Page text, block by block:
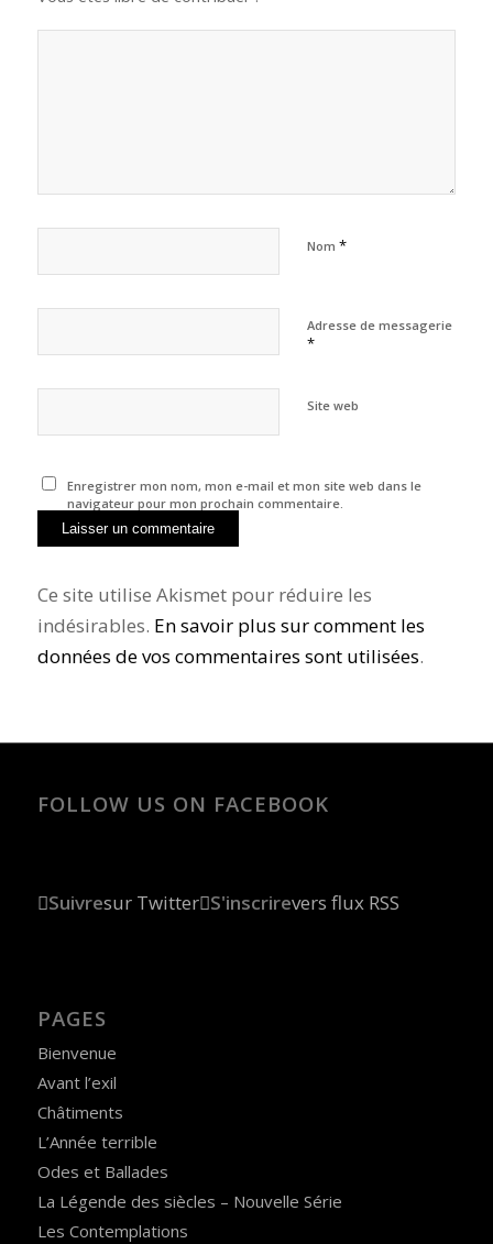
Nom *
Adresse de messagerie
*
Site web
Enregistrer mon nom, mon e-mail et mon site web dans le
navigateur pour mon prochain commentaire.
Ce site utilise Akismet pour réduire les
indésirables. En savoir plus sur comment les
données de vos commentaires sont utilisées.
FOLLOW US ON FACEBOOK
Suivresur Twitter S'inscrirevers flux RSS
PAGES
Bienvenue
Avant l’exil
Châtiments
L’Année terrible
Odes et Ballades
La Légende des siècles – Nouvelle Série
Les Contemplations